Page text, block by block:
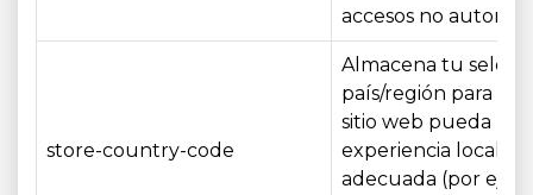
accesos no
store-country-code
Almacena tu
país/región para
sitio web pueda
experiencia
adecuada (por